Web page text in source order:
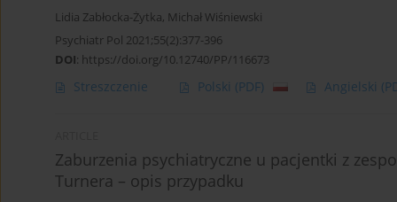
Lidia Zabłocka-Żytka, Michał Wiśniewski
Psychiatr Pol 2021;55(2):377-396
DOI: https://doi.org/10.12740/PP/116673
Streszczenie Polski (PDF) Angielski
Zaburzenia psychiatryczne u pacjentki z
Turnera – opis przypadku